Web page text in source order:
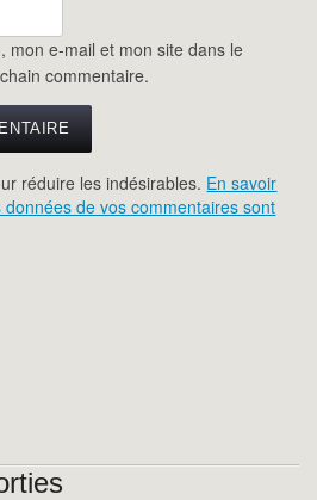
mon e-mail et mon site dans le
commentaire.
réduire les indésirables. En savoir
de vos commentaires sont